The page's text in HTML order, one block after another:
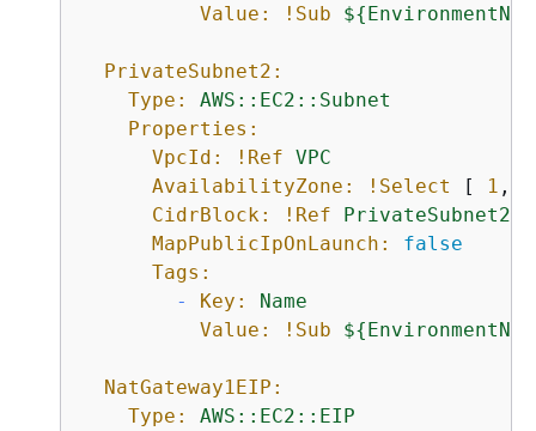
Value:
!Sub ${
PrivateSubnet2:
Type:
AWS::EC2::Subnet
Properties:
VpcId:
!Ref VPC
AvailabilityZone:
!Select [ 1 ,
CidrBlock:
!Ref
MapPublicIpOnLaunch:
false
Tags:
-
Key:
Name
Value:
!Sub ${
NatGateway1EIP:
Type:
AWS::EC2::EIP